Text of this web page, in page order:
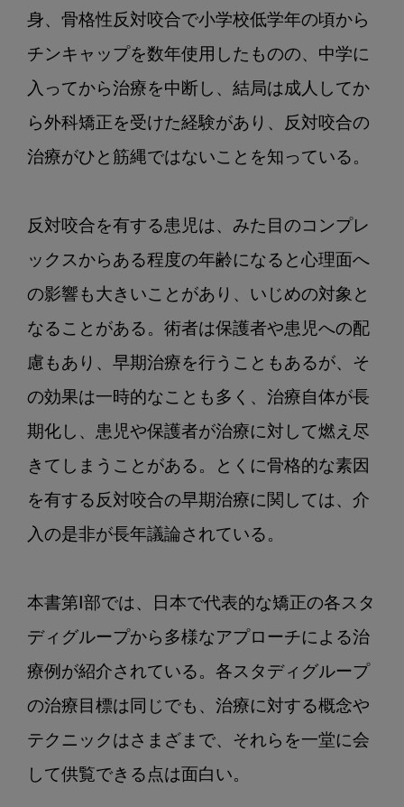
身、骨格性反対咬合で小学校低学年の頃から
チンキャップを数年使用したものの、中学に
入ってから治療を中断し、結局は成人してか
ら外科矯正を受けた経験があり、反対咬合の
治療がひと筋縄ではないことを知っている。
反対咬合を有する患児は、みた目のコンプレ
ックスからある程度の年齢になると心理面へ
の影響も大きいことがあり、いじめの対象と
なることがある。術者は保護者や患児への配
慮もあり、早期治療を行うこともあるが、そ
の効果は一時的なことも多く、治療自体が長
期化し、患児や保護者が治療に対して燃え尽
きてしまうことがある。とくに骨格的な素因
を有する反対咬合の早期治療に関しては、介
入の是非が長年議論されている。
本書第Ⅰ部では、日本で代表的な矯正の各スタ
ディグループから多様なアプローチによる治
療例が紹介されている。各スタディグループ
の治療目標は同じでも、治療に対する概念や
テクニックはさまざまで、それらを一堂に会
して供覧できる点は面白い。